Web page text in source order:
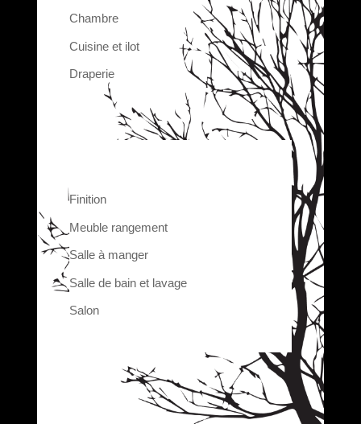
Chambre
Cuisine et ilot
Draperie
Finition
Meuble rangement
Salle à manger
Salle de bain et lavage
Salon